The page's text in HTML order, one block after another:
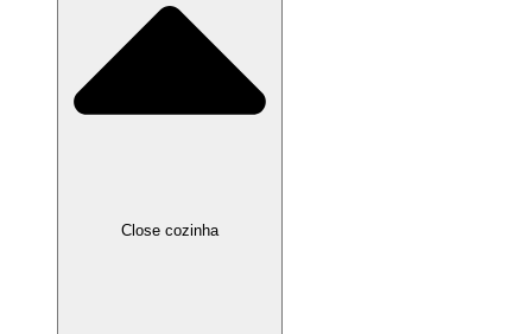
Close cozinha